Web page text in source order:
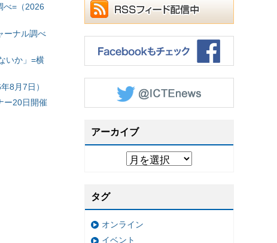
べ=（2026
ーナル調べ
いか」=横
8月7日）
ー20日開催
アーカイブ
タグ
オンライン
イベント